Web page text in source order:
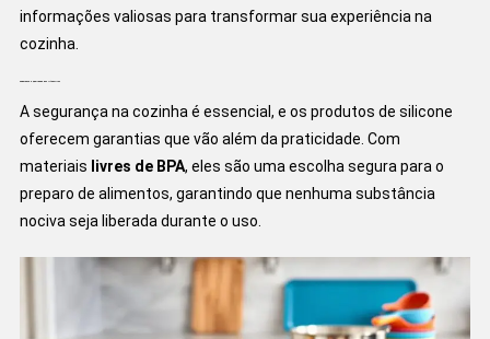
informações valiosas para transformar sua experiência na
cozinha.
Segurança e Qualidade dos Utensílios
A segurança na cozinha é essencial, e os produtos de silicone
oferecem garantias que vão além da praticidade. Com
materiais livres de BPA, eles são uma escolha segura para o
preparo de alimentos, garantindo que nenhuma substância
nociva seja liberada durante o uso.